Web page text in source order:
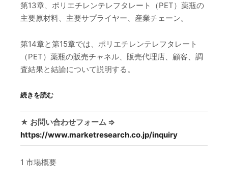
第13章、ポリエチレンテレフタレート（PET）薬瓶の
主要原材料、主要サプライヤー、産業チェーン。
第14章と第15章では、ポリエチレンテレフタレート
（PET）薬瓶の販売チャネル、販売代理店、顧客、調
査結果と結論について説明する。
続きを読む
★ お問い合わせフォーム ⇒
https://www.marketresearch.co.jp/inquiry
1 市場概要